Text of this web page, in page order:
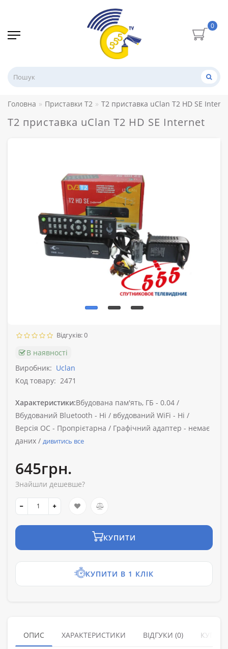
0
Головна Приставки Т2 T2 приставка uClan T2 HD SE
T2 приставка uClan T2 HD SE Internet
Відгуків: 0
В наявності
Виробник: Uclan
Код товару: 2471
Характеристики:Вбудована пам'ять, ГБ - 0.04 /
Вбудований Bluetooth - Ні / вбудований WiFi - Ні /
Версія ОС - Пропрієтарна / Графічний адаптер - немає
даних / дивитись все
645грн.
Знайшли дешевше?
КУПИТИ
КУПИТИ В 1 КЛІК
ОПИС ХАРАКТЕРИСТИКИ ВІДГУКИ (0)